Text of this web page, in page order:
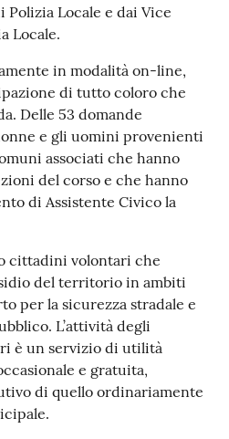
Locale e dai Vice
Locale.
in modalità on-line,
di tutto coloro che
Delle 53 domande
e gli uomini provenienti
associati che hanno
del corso e che hanno
di Assistente Civico la
cittadini volontari che
del territorio in ambiti
per la sicurezza stradale e
L’attività degli
è un servizio di utilità
e gratuita,
di quello ordinariamente